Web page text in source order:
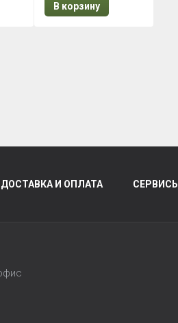
В корзину
ДОСТАВКА И ОПЛАТА СЕРВИСЫ